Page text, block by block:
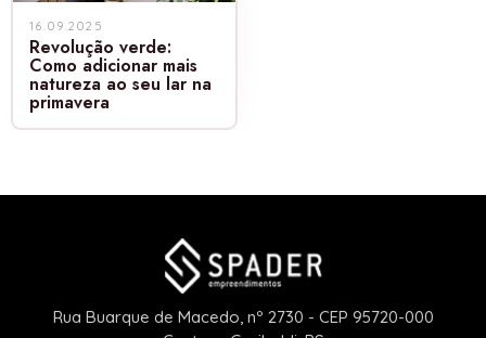
16.09.2025
Revolução verde:
Como adicionar mais
natureza ao seu lar na
primavera
Rua Buarque de Macedo, nº 2730 - CEP 95720-000